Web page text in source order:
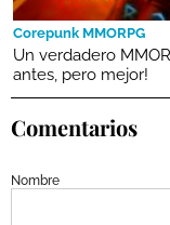
Corepunk MMORPG
Un verdadero
antes, pero mejor!
Comentarios
Nombre